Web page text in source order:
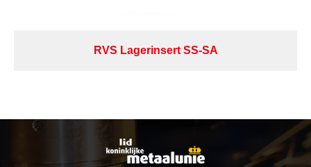
RVS Lagerinsert SS-SA